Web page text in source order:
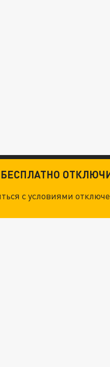
с условиями